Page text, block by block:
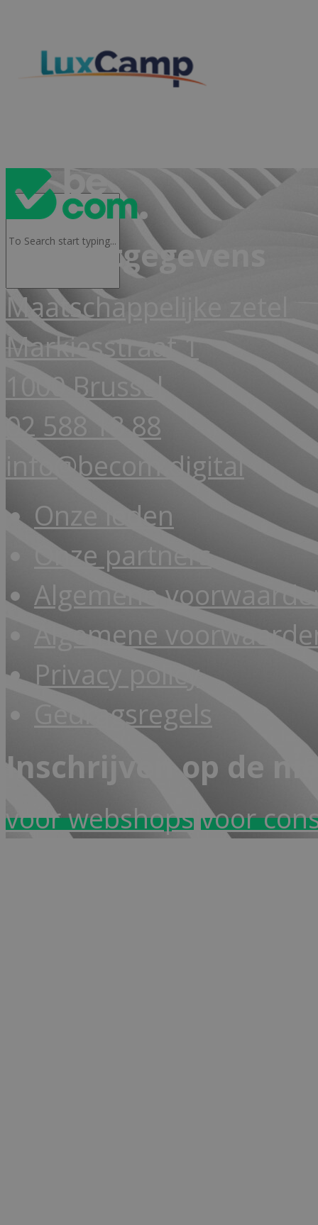
Contactgegevens
Maatschappelijke zetel
Markiesstraat 1
1000 Brussel
02 588 18 88
info@becom.digital
Onze leden
Onze partners
Algemene
Algemene
Privacy policy
Gedragsregels
Inschrijven op de
voor webshopsvoor